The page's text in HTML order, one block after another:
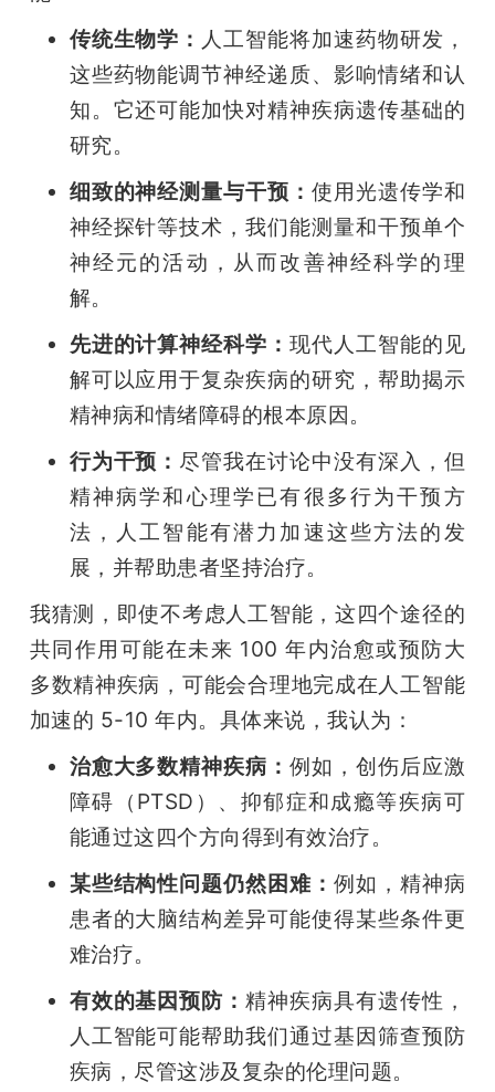
传统生物学： 人工智能将加速药物研发，
这些药物能调节神经递质、影响情绪和认
知。它还可能加快对精神疾病遗传基础的
研究。
细致的神经测量与干预： 使用光遗传学和
神经探针等技术，我们能测量和干预单个
神经元的活动，从而改善神经科学的理
解。
先进的计算神经科学：现代人工智能的见
解可以应用于复杂疾病的研究，帮助揭示
精神病和情绪障碍的根本原因。
行为干预： 尽管我在讨论中没有深入，但
精神病学和心理学已有很多行为干预方
法，人工智能有潜力加速这些方法的发
展，并帮助患者坚持治疗。
我猜测，即使不考虑人工智能，这四个途径的
共同作用可能在未来 100 年内治愈或预防大
多数精神疾病，可能会合理地完成在人工智能
加速的 5-10 年内。具体来说，我认为：
治愈大多数精神疾病：例如，创伤后应激
障碍（PTSD）、抑郁症和成瘾等疾病可
能通过这四个方向得到有效治疗。
某些结构性问题仍然困难： 例如，精神病
患者的大脑结构差异可能使得某些条件更
难治疗。
有效的基因预防：精神疾病具有遗传性，
人工智能可能帮助我们通过基因筛查预防
疾病，尽管这涉及复杂的伦理问题。